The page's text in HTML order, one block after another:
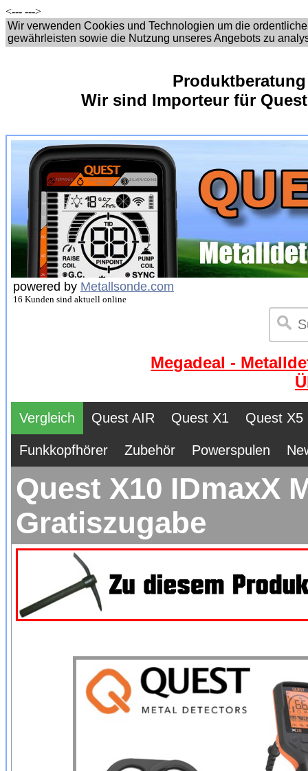
<--- --->
Wir verwenden Cookies und Technologien um die
gewährleisten sowie die Nutzung unseres Angebots zu
Wir sind Importeur für
powered by Metallsonde.com
16 Kunden sind aktuell online
Megadeal -
Vergleich Quest AIR Quest X1 Quest X5
Funkkopfhörer Zubehör Powerspulen
Quest X10 IDmaxX
Gratiszugabe